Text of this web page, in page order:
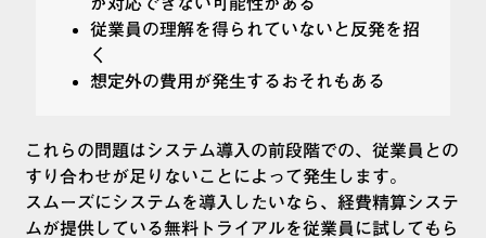
従業員の理解を得られていないと反発を招
く
想定外の費用が発生するおそれもある
これらの問題はシステム導入の前段階での、従業員との
すり合わせが足りないことによって発生します。
スムーズにシステムを導入したいなら、経費精算システ
ムが提供している無料トライアルを従業員に試してもら